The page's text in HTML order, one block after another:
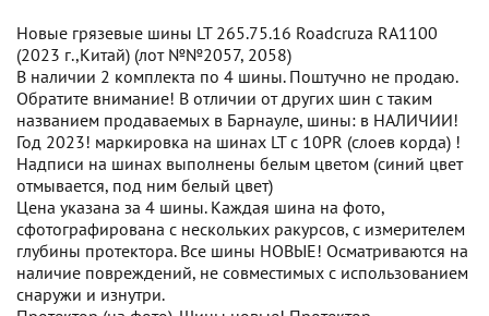
Новые грязевые шины LT 265.75.16 Roadcruza RA1100
(2023 г.,Китай) (лот №№2057, 2058)
В наличии 2 комплекта по 4 шины. Поштучно не продаю.
Обратите внимание! В отличии от других шин с таким
названием продаваемых в Барнауле, шины: в НАЛИЧИИ!
Год 2023! маркировка на шинах LT с 10PR (слоев корда) !
Надписи на шинах выполнены белым цветом (синий цвет
отмывается, под ним белый цвет)
Цена указана за 4 шины. Каждая шина на фото,
сфотографирована с нескольких ракурсов, с измерителем
глубины протектора. Все шины НОВЫЕ! Осматриваются на
наличие повреждений, не совместимых с использованием
снаружи и изнутри.